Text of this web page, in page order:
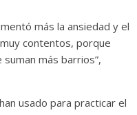
más la ansiedad y el
contentos, porque
más barrios”,
usado para practicar el